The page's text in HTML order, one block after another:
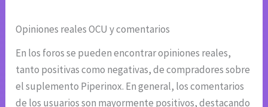
Opiniones reales OCU y comentarios
En los foros se pueden encontrar opiniones reales,
tanto positivas como negativas, de compradores sobre
el suplemento Piperinox. En general, los comentarios
de los usuarios son mayormente positivos, destacando